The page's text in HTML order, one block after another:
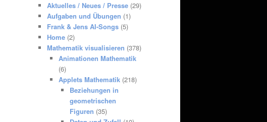
Aktuelles / Neues / Presse (29)
Aufgaben und Übungen (1)
Frank & Jens AI-Songs (5)
Home (2)
Mathematik visualisieren (378)
Animationen Mathematik
(6)
Applets Mathematik(218)
Beziehungen in
geometrischen
Figuren (35)